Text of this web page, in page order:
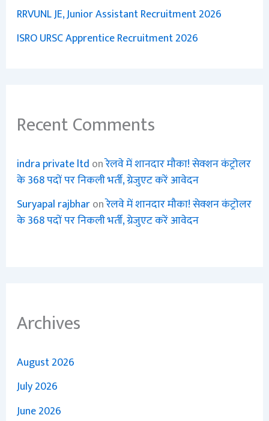
RRVUNL JE, Junior Assistant Recruitment 2026
ISRO URSC Apprentice Recruitment 2026
Recent Comments
indra private ltd onरेलवे में शानदार मौका! सेक्शन कंट्रोलर
के 368 पदों पर निकली भर्ती, ग्रेजुएट करें आवेदन
Suryapal rajbharonरेलवे में शानदार मौका! सेक्शन कंट्रोलर
के 368 पदों पर निकली भर्ती, ग्रेजुएट करें आवेदन
Archives
August 2026
July 2026
June 2026